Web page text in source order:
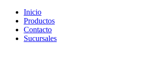
Inicio
Productos
Contacto
Sucursales